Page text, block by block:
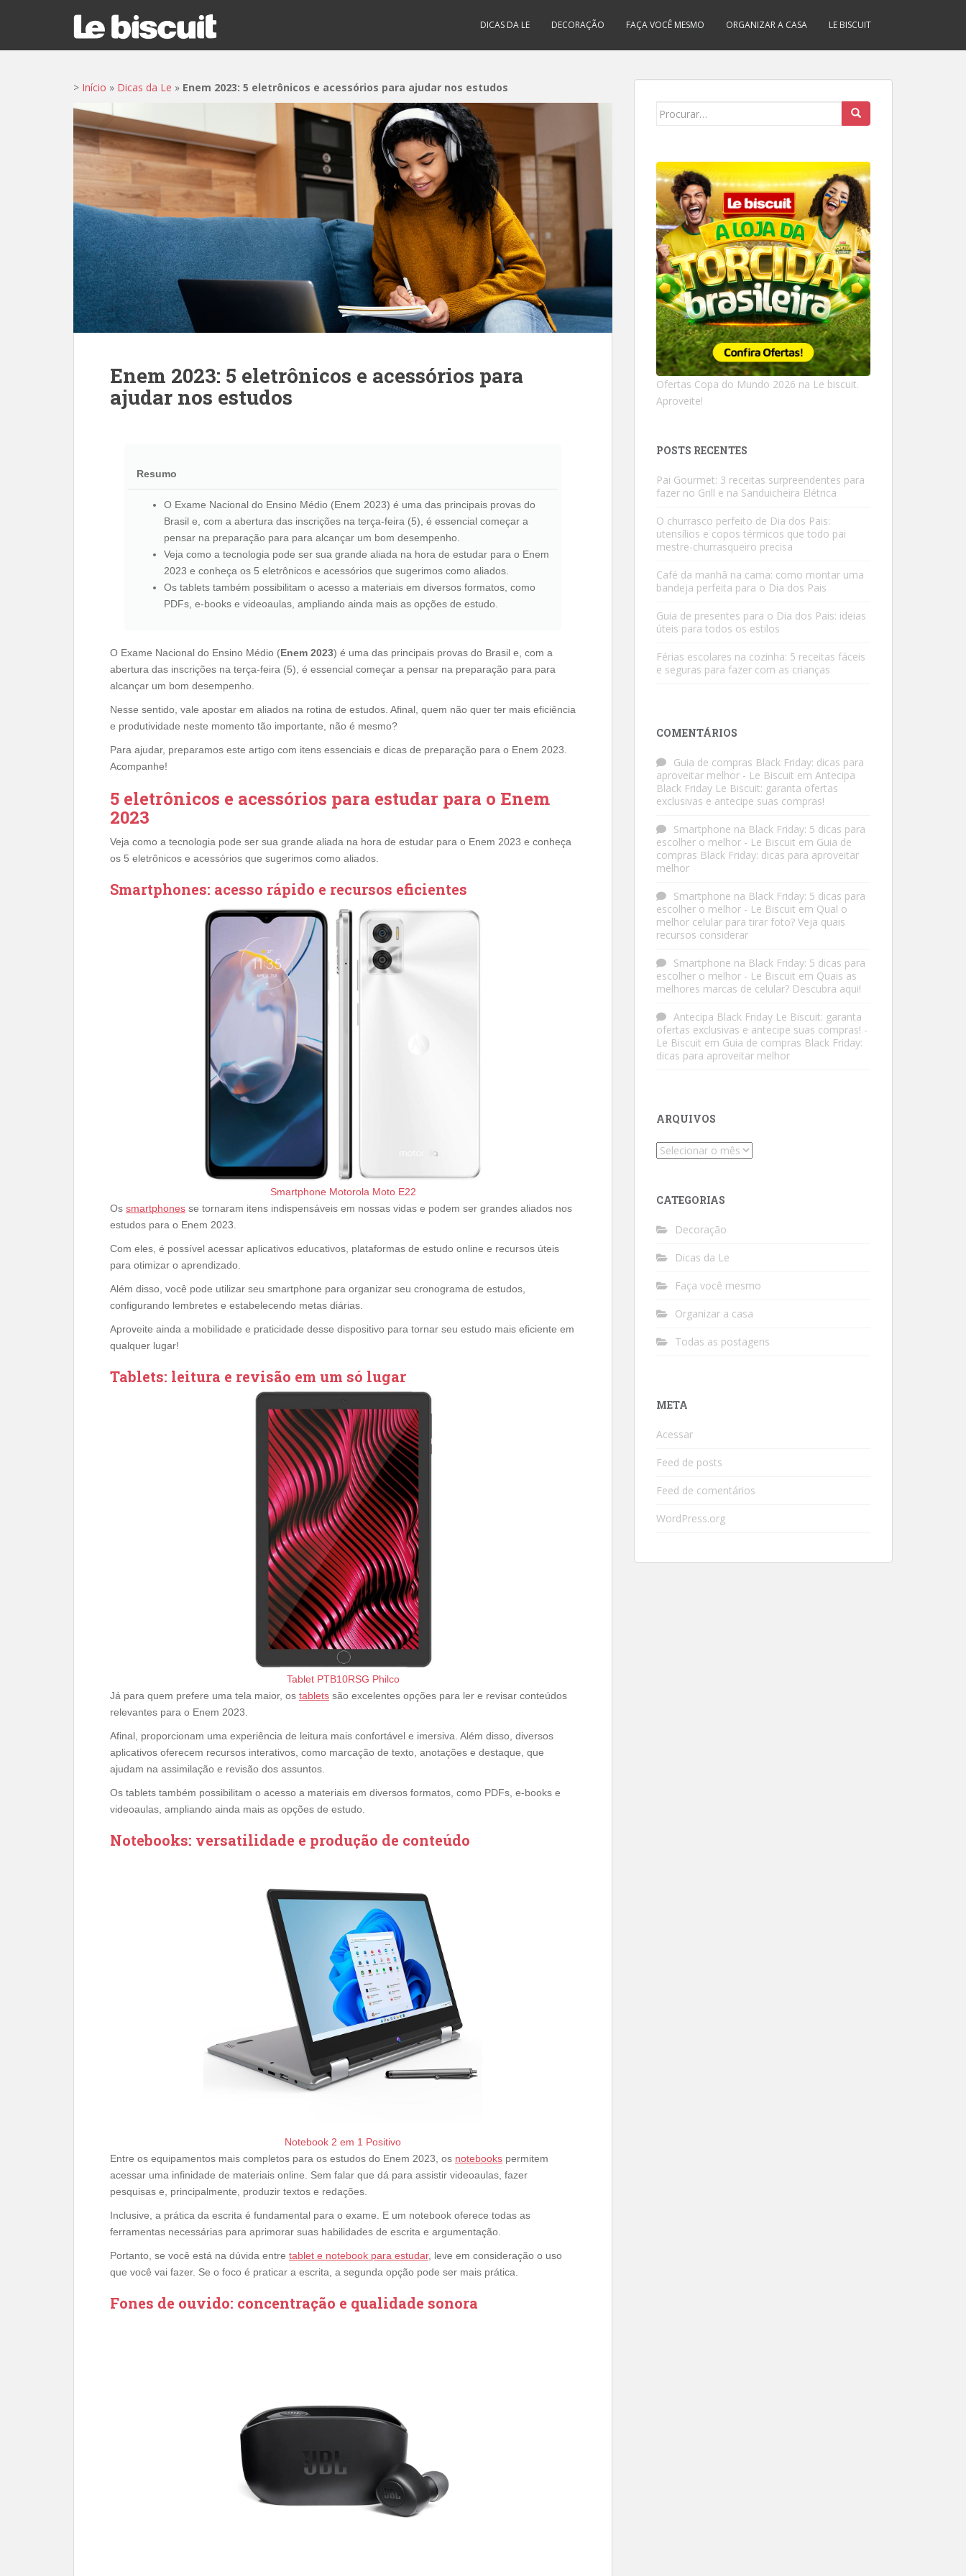
DICAS DA LE DECORAÇÃO FAÇA VOCÊ MESMO ORGANIZAR A CASA LE BISCUIT
> Início » Dicas da Le » Enem 2023: 5 eletrônicos e acessórios para ajudar nos estudos
Enem 2023: 5 eletrônicos e acessórios para
ajudar nos estudos
Resumo
O Exame Nacional do Ensino Médio (Enem 2023) é uma das principais provas do
Brasil e, com a abertura das inscrições na terça-feira (5), é essencial começar a
pensar na preparação para para alcançar um bom desempenho.
Veja como a tecnologia pode ser sua grande aliada na hora de estudar para o Enem
2023 e conheça os 5 eletrônicos e acessórios que sugerimos como aliados.
Os tablets também possibilitam o acesso a materiais em diversos formatos, como
PDFs, e-books e videoaulas, ampliando ainda mais as opções de estudo.
O Exame Nacional do Ensino Médio (Enem 2023) é uma das principais provas do Brasil e, com a
abertura das inscrições na terça-feira (5), é essencial começar a pensar na preparação para para
alcançar um bom desempenho.
Nesse sentido, vale apostar em aliados na rotina de estudos. Afinal, quem não quer ter mais eficiência
e produtividade neste momento tão importante, não é mesmo?
Para ajudar, preparamos este artigo com itens essenciais e dicas de preparação para o Enem 2023.
Acompanhe!
5 eletrônicos e acessórios para estudar para o Enem
2023
Veja como a tecnologia pode ser sua grande aliada na hora de estudar para o Enem 2023 e conheça
os 5 eletrônicos e acessórios que sugerimos como aliados.
Smartphones: acesso rápido e recursos eficientes
Smartphone Motorola Moto E22
Os smartphones se tornaram itens indispensáveis em nossas vidas e podem ser grandes aliados nos
estudos para o Enem 2023.
Com eles, é possível acessar aplicativos educativos, plataformas de estudo online e recursos úteis
para otimizar o aprendizado.
Além disso, você pode utilizar seu smartphone para organizar seu cronograma de estudos,
configurando lembretes e estabelecendo metas diárias.
Aproveite ainda a mobilidade e praticidade desse dispositivo para tornar seu estudo mais eficiente em
qualquer lugar!
Tablets: leitura e revisão em um só lugar
Tablet PTB10RSG Philco
Já para quem prefere uma tela maior, os tablets são excelentes opções para ler e revisar conteúdos
relevantes para o Enem 2023.
Afinal, proporcionam uma experiência de leitura mais confortável e imersiva. Além disso, diversos
aplicativos oferecem recursos interativos, como marcação de texto, anotações e destaque, que
ajudam na assimilação e revisão dos assuntos.
Os tablets também possibilitam o acesso a materiais em diversos formatos, como PDFs, e-books e
videoaulas, ampliando ainda mais as opções de estudo.
Notebooks: versatilidade e produção de conteúdo
Notebook 2 em 1 Positivo
Entre os equipamentos mais completos para os estudos do Enem 2023, os notebooks permitem
acessar uma infinidade de materiais online. Sem falar que dá para assistir videoaulas, fazer
pesquisas e, principalmente, produzir textos e redações.
Inclusive, a prática da escrita é fundamental para o exame. E um notebook oferece todas as
ferramentas necessárias para aprimorar suas habilidades de escrita e argumentação.
Portanto, se você está na dúvida entre tablet e notebook para estudar, leve em consideração o uso
que você vai fazer. Se o foco é praticar a escrita, a segunda opção pode ser mais prática.
Fones de ouvido: concentração e qualidade sonora
Search
Ofertas Copa do Mundo 2026 na Le biscuit.
Aproveite!
POSTS RECENTES
Pai Gourmet: 3 receitas surpreendentes para
fazer no Grill e na Sanduicheira Elétrica
O churrasco perfeito de Dia dos Pais:
utensílios e copos térmicos que todo pai
mestre-churrasqueiro precisa
Café da manhã na cama: como montar uma
bandeja perfeita para o Dia dos Pais
Guia de presentes para o Dia dos Pais: ideias
úteis para todos os estilos
Férias escolares na cozinha: 5 receitas fáceis
e seguras para fazer com as crianças
COMENTÁRIOS
Guia de compras Black Friday: dicas para
aproveitar melhor - Le Biscuit em Antecipa
Black Friday Le Biscuit: garanta ofertas
exclusivas e antecipe suas compras!
Smartphone na Black Friday: 5 dicas para
escolher o melhor - Le Biscuit em Guia de
compras Black Friday: dicas para aproveitar
melhor
Smartphone na Black Friday: 5 dicas para
escolher o melhor - Le Biscuit em Qual o
melhor celular para tirar foto? Veja quais
recursos considerar
Smartphone na Black Friday: 5 dicas para
escolher o melhor - Le Biscuit em Quais as
melhores marcas de celular? Descubra aqui!
Antecipa Black Friday Le Biscuit: garanta
ofertas exclusivas e antecipe suas compras! -
Le Biscuit em Guia de compras Black Friday:
dicas para aproveitar melhor
ARQUIVOS
Arquivos
CATEGORIAS
Decoração
Dicas da Le
Faça você mesmo
Organizar a casa
Todas as postagens
META
Acessar
Feed de posts
Feed de comentários
WordPress.org